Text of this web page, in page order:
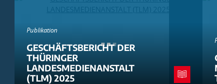
Publikation
GESCHÄFTSBERICHT DER
THÜRINGER
LANDESMEDIENANSTALT
(TLM) 2025